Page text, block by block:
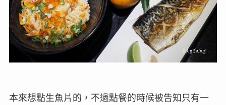
本來想點生魚片的，不過點餐的時候被告知只有一